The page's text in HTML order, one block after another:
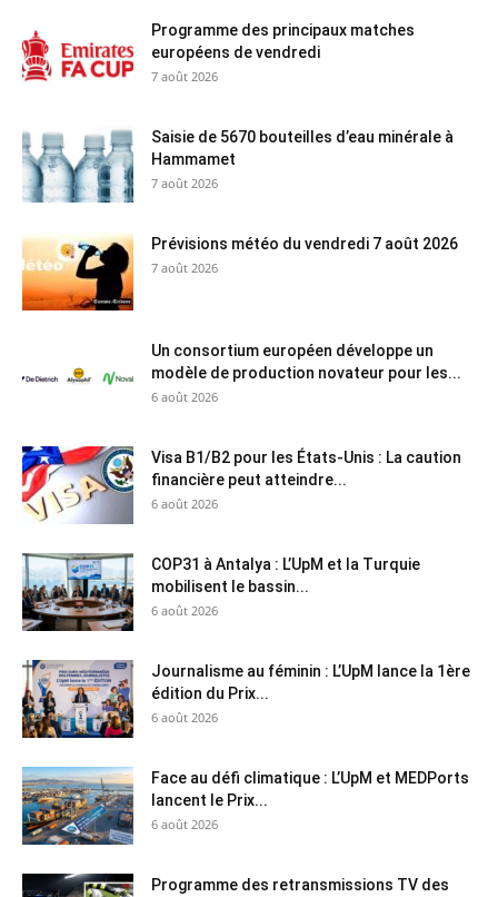
Programme des principaux matches
européens de vendredi
7 août 2026
Saisie de 5670 bouteilles d’eau minérale à
Hammamet
7 août 2026
Prévisions météo du vendredi 7 août 2026
7 août 2026
Un consortium européen développe un
modèle de production novateur pour les...
6 août 2026
Visa B1/B2 pour les États-Unis : La caution
financière peut atteindre...
6 août 2026
COP31 à Antalya : L’UpM et la Turquie
mobilisent le bassin...
6 août 2026
Journalisme au féminin : L’UpM lance la 1ère
édition du Prix...
6 août 2026
Face au défi climatique : L’UpM et MEDPorts
lancent le Prix...
6 août 2026
Programme des retransmissions TV des